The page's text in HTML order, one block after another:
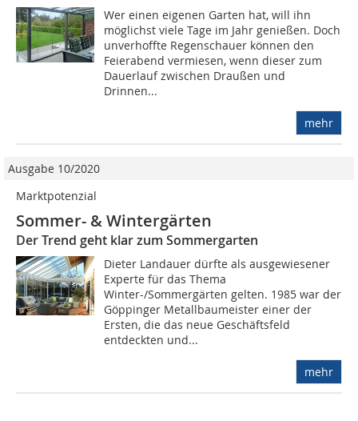
Wer einen eigenen Garten hat, will ihn
möglichst viele Tage im Jahr genießen. Doch
unverhoffte Regenschauer können den
Feierabend vermiesen, wenn dieser zum
Dauerlauf zwischen Draußen und
Drinnen...
mehr
Ausgabe 10/2020
Marktpotenzial
Sommer- & Wintergärten
Der Trend geht klar zum Sommergarten
Dieter Landauer dürfte als ausgewiesener
Experte für das Thema
Winter-/Sommergärten gelten. 1985 war der
Göppinger Metallbaumeister einer der
Ersten, die das neue Geschäftsfeld
entdeckten und...
mehr